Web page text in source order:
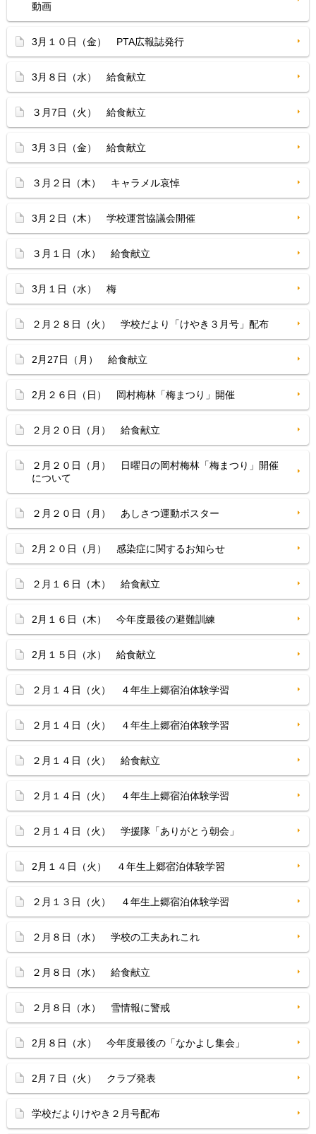
動画
3月１０日（金） PTA広報誌発行
3月８日（水） 給食献立
３月7日（火） 給食献立
3月３日（金） 給食献立
３月２日（木） キャラメル哀悼
3月２日（木） 学校運営協議会開催
３月１日（水） 給食献立
3月１日（水） 梅
２月２８日（火） 学校だより「けやき３月号」配布
2月27日（月） 給食献立
2月２６日（日） 岡村梅林「梅まつり」開催
２月２０日（月） 給食献立
２月２０日（月） 日曜日の岡村梅林「梅まつり」開催
について
２月２０日（月） あしさつ運動ポスター
2月２０日（月） 感染症に関するお知らせ
２月１６日（木） 給食献立
2月１６日（木） 今年度最後の避難訓練
2月１５日（水） 給食献立
２月１４日（火） ４年生上郷宿泊体験学習
２月１４日（火） ４年生上郷宿泊体験学習
２月１４日（火） 給食献立
２月１４日（火） ４年生上郷宿泊体験学習
２月１４日（火） 学援隊「ありがとう朝会」
2月１４日（火） ４年生上郷宿泊体験学習
２月１３日（火） ４年生上郷宿泊体験学習
２月８日（水） 学校の工夫あれこれ
２月８日（水） 給食献立
２月８日（水） 雪情報に警戒
2月８日（水） 今年度最後の「なかよし集会」
2月７日（火） クラブ発表
学校だよりけやき２月号配布